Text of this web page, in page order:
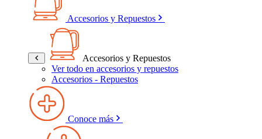
Accesorios y Repuestos
Accesorios y Repuestos
Ver todo en accesorios y repuestos
Accesorios - Repuestos
Conoce más